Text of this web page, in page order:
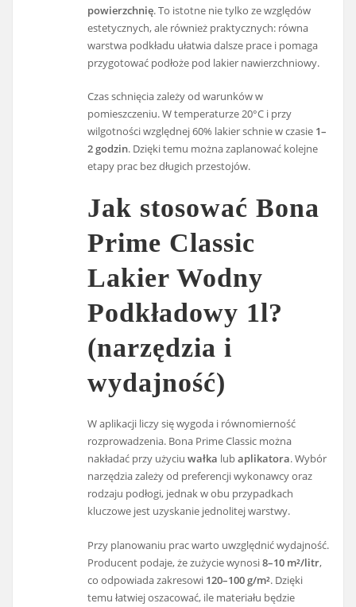
powierzchnię. To istotne nie tylko ze względów
estetycznych, ale również praktycznych: równa
warstwa podkładu ułatwia dalsze prace i pomaga
przygotować podłoże pod lakier nawierzchniowy.
Czas schnięcia zależy od warunków w
pomieszczeniu. W temperaturze 20°C i przy
wilgotności względnej 60% lakier schnie w czasie 1–
2 godzin. Dzięki temu można zaplanować kolejne
etapy prac bez długich przestojów.
Jak stosować Bona
Prime Classic
Lakier Wodny
Podkładowy 1l?
(narzędzia i
wydajność)
W aplikacji liczy się wygoda i równomierność
rozprowadzenia. Bona Prime Classic można
nakładać przy użyciuwałka lubaplikatora. Wybór
narzędzia zależy od preferencji wykonawcy oraz
rodzaju podłogi, jednak w obu przypadkach
kluczowe jest uzyskanie jednolitej warstwy.
Przy planowaniu prac warto uwzględnić wydajność.
Producent podaje, że zużycie wynosi8–10 m²/litr,
co odpowiada zakresowi 120–100 g/m². Dzięki
temu łatwiej oszacować, ile materiału będzie